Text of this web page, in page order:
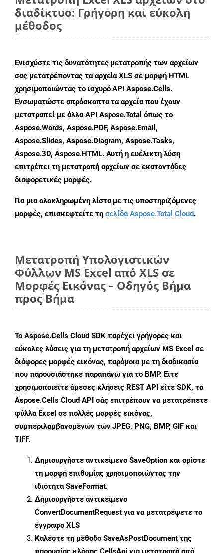
διαδίκτυο: Γρήγορη και εύκολη
μέθοδος
Ενισχύστε τις δυνατότητες μετατροπής των αρχείων
σας μετατρέποντας τα αρχεία XLS σε μορφή HTML
χρησιμοποιώντας το ισχυρό API Aspose.Cells.
Ενσωματώστε απρόσκοπτα τα αρχεία που έχουν
μετατραπεί με άλλα API Aspose.Total όπως το
Aspose.Words, Aspose.PDF, Aspose.Email,
Aspose.Slides, Aspose.Diagram, Aspose.Tasks,
Aspose.3D, Aspose.HTML. Αυτή η ευέλικτη λύση
επιτρέπει τη μετατροπή αρχείων σε εκατοντάδες
διαφορετικές μορφές.
Για μια ολοκληρωμένη λίστα με τις υποστηριζόμενες
μορφές, επισκεφτείτε τη σελίδα Aspose.Total Cloud.
Μετατροπή Υπολογιστικών
Φύλλων MS Excel από XLS σε
Μορφές Εικόνας – Οδηγός Βήμα
προς Βήμα
Το Aspose.Cells Cloud SDK παρέχει γρήγορες και
εύκολες λύσεις για τη μετατροπή αρχείων MS Excel σε
διάφορες μορφές εικόνας, παρόμοια με τη διαδικασία
που παρουσιάστηκε παραπάνω για το BMP. Είτε
χρησιμοποιείτε άμεσες κλήσεις REST API είτε SDK, τα
Aspose.Cells Cloud API σάς επιτρέπουν να μετατρέπετε
φύλλα Excel σε πολλές μορφές εικόνας,
συμπεριλαμβανομένων των JPEG, PNG, BMP, GIF και
TIFF.
Δημιουργήστε αντικείμενο SaveOption και ορίστε
τη μορφή επιθυμίας χρησιμοποιώντας την
ιδιότηταSaveFormat.
Δημιουργήστε αντικείμενο
ConvertDocumentRequest για να μετατρέψετε το
έγγραφο XLS
Καλέστε τη μέθοδο SaveAsPostDocument της
παρουσίας κλάσης CellsApi για μετατροπή από